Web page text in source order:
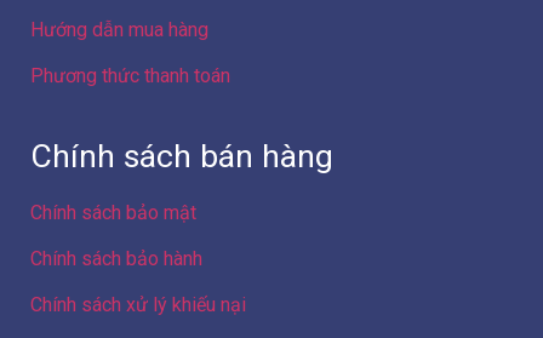
Hướng dẫn mua hàng
Phương thức thanh toán
Chính sách bán hàng
Chính sách bảo mật
Chính sách bảo hành
Chính sách xử lý khiếu nại